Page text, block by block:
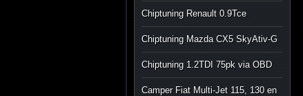
Chiptuning Renault 0.9Tce
Chiptuning Mazda CX5 SkyAtiv-G
Chiptuning 1.2TDI 75pk via OBD
Camper Fiat Multi-Jet 115, 130 en